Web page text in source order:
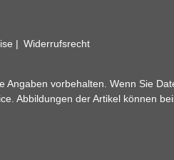
Widerrufsrecht
vorbehalten. Wenn Sie
Abbildungen der Artikel können